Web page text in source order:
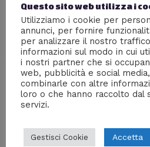
Retrogame,Videogiochi/ Di
Computer, Videogiochi ed un
una passione
Questo sito web utilizza i
Utilizziamo i cookie per
annunci, per fornire
per analizzare il nostro
informazioni sul modo in cui
i nostri partner che si
web, pubblicità e social
combinarle con altre
loro o che hanno raccolto dal
servizi.
Gestisci Cookie Accetta